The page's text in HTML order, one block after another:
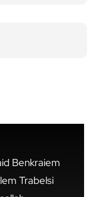
Benkraiem
Trabelsi